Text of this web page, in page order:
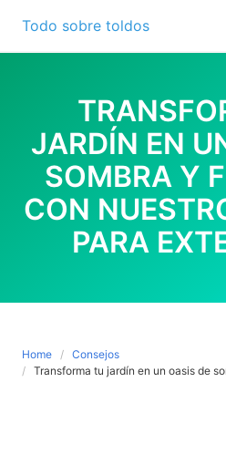
content
Todo sobre toldos
JARDÍN EN
SOMBRA Y
CON
PARA
Home
Consejos
Transforma tu jardín en un oasis de